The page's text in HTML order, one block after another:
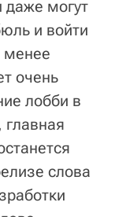
даже могут
и войти
менее
очень
лобби в
слова